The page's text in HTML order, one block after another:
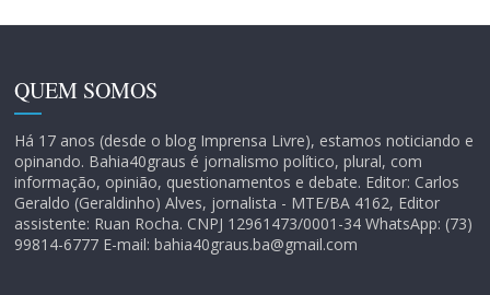
QUEM SOMOS
Há 17 anos (desde o blog Imprensa Livre), estamos noticiando e
opinando. Bahia40graus é jornalismo político, plural, com
informação, opinião, questionamentos e debate. Editor: Carlos
Geraldo (Geraldinho) Alves, jornalista - MTE/BA 4162, Editor
assistente: Ruan Rocha. CNPJ 12961473/0001-34 WhatsApp: (73)
99814-6777 E-mail: bahia40graus.ba@gmail.com